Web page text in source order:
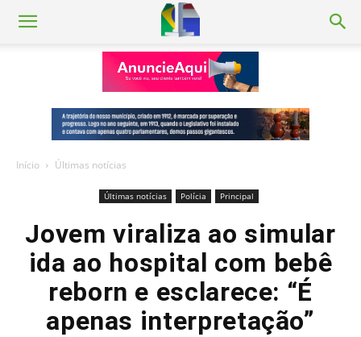
Início Últimas notícias
Últimas notícias Polícia Principal
Jovem viraliza ao simular
ida ao hospital com bebê
reborn e esclarece: “É
apenas interpretação”